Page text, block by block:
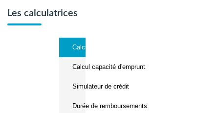
Les calculatrices
Calcul Frais de notaire
Calcul capacité d'emprunt
Simulateur de crédit
Durée de remboursements